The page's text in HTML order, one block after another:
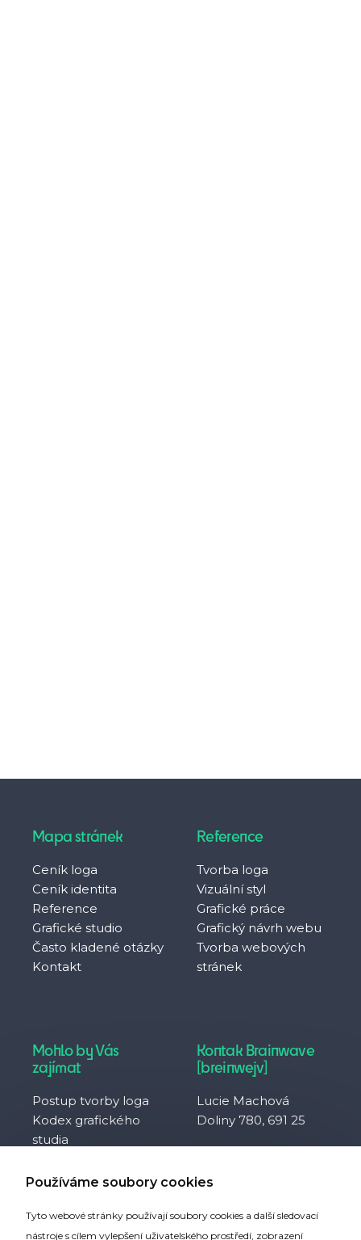
Používáme soubory cookies
Tyto webové stránky používají soubory cookies a další sledovací
nástroje s cílem vylepšení uživatelského prostředí, zobrazení
Mapa stránek
Ceník loga
Ceník identita
Reference
Grafické studio
Často kladené otázky
Kontakt
Reference
Tvorba loga
Vizuální styl
Grafické práce
Grafický návrh webu
Tvorba webových
stránek
Mohlo by Vás
zajímat
Postup tvorby loga
Kodex grafického
studia
Co je to svobodná
Partneři webu
Kontak Brainwave
[breinwejv]
Lucie Machová
Doliny 780, 691 25
DIČ CZ8752094230